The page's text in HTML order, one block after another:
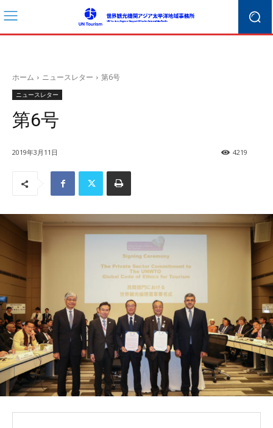
ホーム ニュースレター 第6号
ニュースレター
第6号
2019年3月11日 4219